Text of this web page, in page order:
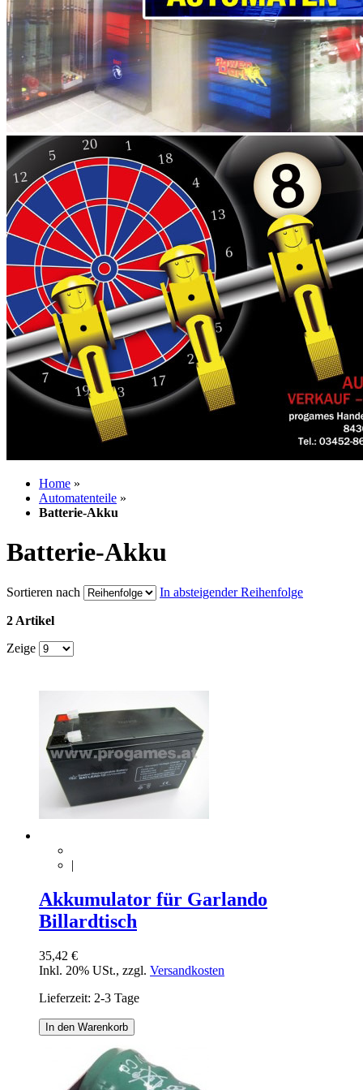
Home »
Automatenteile »
Batterie-Akku
Batterie-Akku
Sortieren nach In absteigender Reihenfolge
2 Artikel
Zeige
|
Akkumulator für Garlando
Billardtisch
35,42 €
Inkl. 20% USt., zzgl. Versandkosten
Lieferzeit: 2-3 Tage
In den Warenkorb